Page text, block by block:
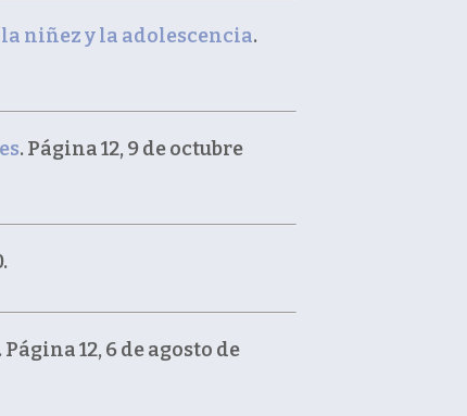
niñez y la adolescencia.
. Página 12, 9 de octubre
. Página 12, 6 de agosto de